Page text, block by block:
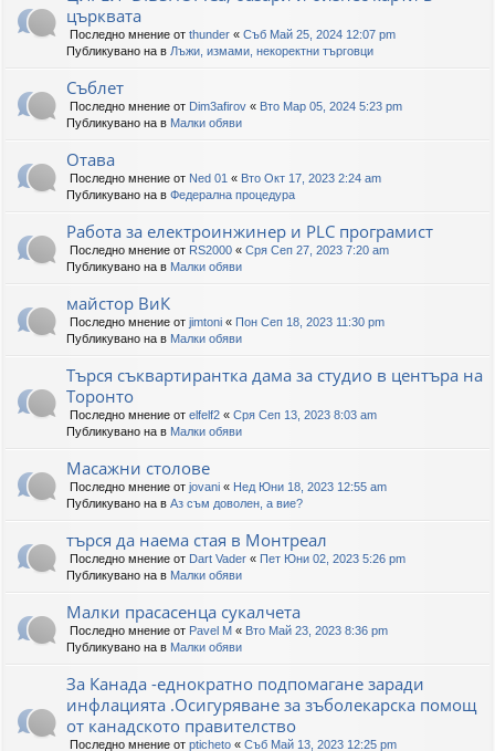
църквата
Последно мнение от thunder « Съб Май 25, 2024 12:07 pm
Публикувано на в Лъжи, измами, некоректни търговци
Съблет
Последно мнение от Dim3afirov « Вто Мар 05, 2024 5:23 pm
Публикувано на в Малки обяви
Отава
Последно мнение от Ned 01 « Вто Окт 17, 2023 2:24 am
Публикувано на в Федерална процедура
Работа за електроинжинер и PLC програмист
Последно мнение от RS2000 « Сря Сеп 27, 2023 7:20 am
Публикувано на в Малки обяви
майстор ВиК
Последно мнение от jimtoni « Пон Сеп 18, 2023 11:30 pm
Публикувано на в Малки обяви
Търся съквартирантка дама за студио в центъра на
Торонто
Последно мнение от elfelf2 « Сря Сеп 13, 2023 8:03 am
Публикувано на в Малки обяви
Масажни столове
Последно мнение от jovani « Нед Юни 18, 2023 12:55 am
Публикувано на в Аз съм доволен, а вие?
търся да наема стая в Монтреал
Последно мнение от Dart Vader « Пет Юни 02, 2023 5:26 pm
Публикувано на в Малки обяви
Малки прасасенца сукалчета
Последно мнение от Pavel M « Вто Май 23, 2023 8:36 pm
Публикувано на в Малки обяви
За Канада -еднократно подпомагане заради
инфлацията .Осигуряване за зъболекарска помощ
от канадското правителство
Последно мнение от pticheto « Съб Май 13, 2023 12:25 pm